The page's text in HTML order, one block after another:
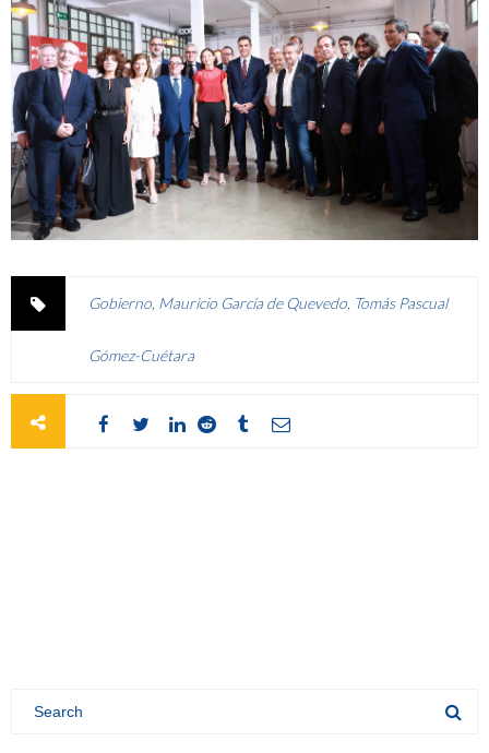
Gobierno Mauricio García de Quevedo Tomás Pascual
Gómez-Cuétara